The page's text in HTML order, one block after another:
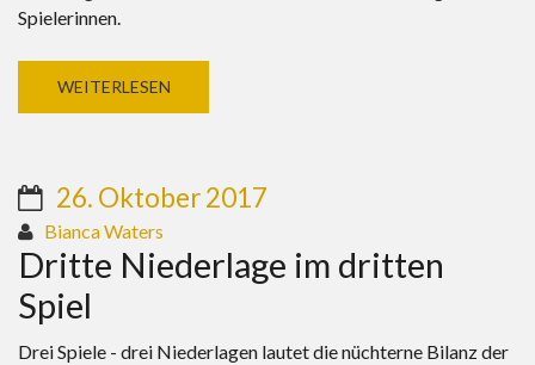
Spielerinnen.
WEITERLESEN
26. Oktober 2017
Bianca Waters
Dritte Niederlage im dritten
Spiel
Drei Spiele - drei Niederlagen lautet die nüchterne Bilanz der